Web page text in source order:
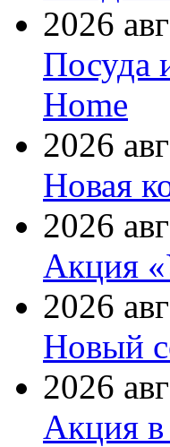
2026
Посуда
Home
2026
Новая
2026
Акция
2026
Новый
2026
Акция в